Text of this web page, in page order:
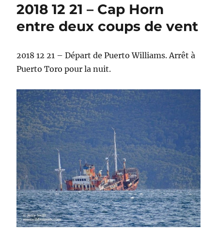
2018 12 21 – Cap Horn
entre deux coups de vent
2018 12 21 – Départ de Puerto Williams. Arrêt à
Puerto Toro pour la nuit.